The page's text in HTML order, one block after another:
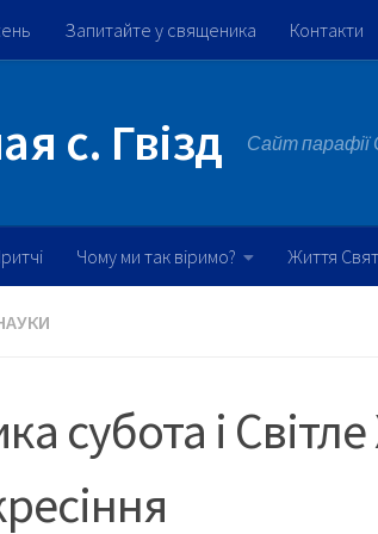
Запитайте у священика Контакти
с. Гвізд Сайт парафії
Чому ми так віримо? Життя
субота і